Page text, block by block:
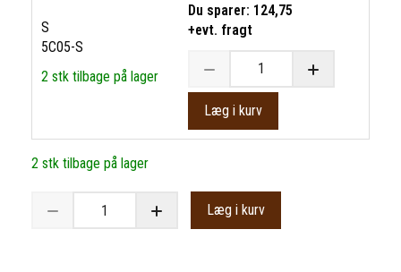
S
5C05-S
2 stk tilbage på lager
Du sparer: 124,75
+evt. fragt
Læg i kurv
2 stk tilbage på lager
Læg i kurv